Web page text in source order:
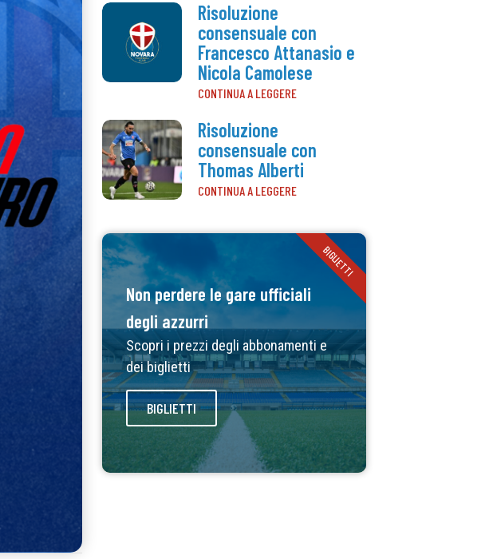
Risoluzione
consensuale con
Francesco Attanasio e
Nicola Camolese
CONTINUA A LEGGERE
Risoluzione
consensuale con
Thomas Alberti
CONTINUA A LEGGERE
Non perdere le gare ufficiali
degli azzurri
Scopri i prezzi degli abbonamenti e
dei biglietti
BIGLIETTI
BIGLIETTI